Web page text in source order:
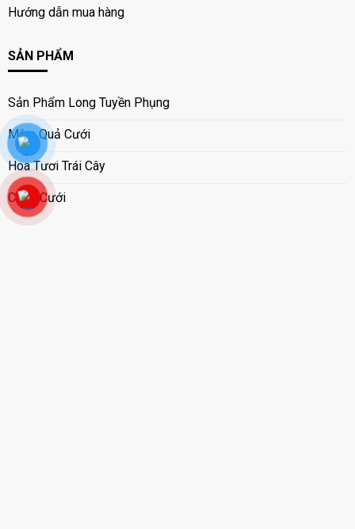
Hướng dẫn mua hàng
SẢN PHẨM
Sản Phẩm Long Tuyền Phụng
Mâm Quả Cưới
Hoa Tươi Trái Cây
Cổng Cưới